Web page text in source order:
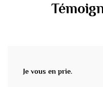
Je vous en prie.